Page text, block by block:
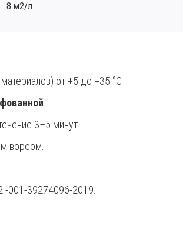
8 м2/л
от +5 до +35 °С.
3–5 минут.
ворсом.
001-39274096-2019.